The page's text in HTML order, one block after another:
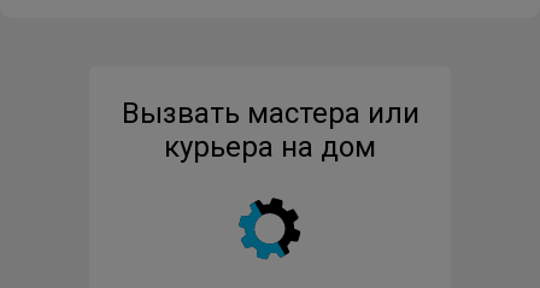
HUSQVARNA HUTER KARCHER
OLEO-MAC
Вызвать мастера или
курьера на дом